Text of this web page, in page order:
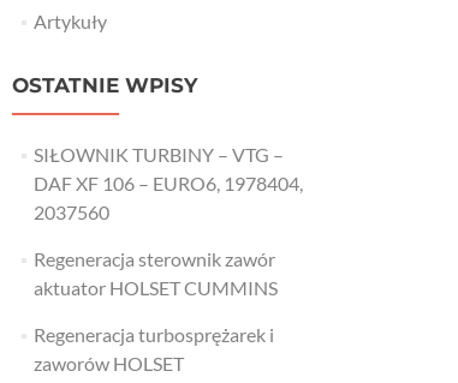
Artykuły
OSTATNIE WPISY
SIŁOWNIK TURBINY – VTG –
DAF XF 106 – EURO6, 1978404,
2037560
Regeneracja sterownik zawór
aktuator HOLSET CUMMINS
Regeneracja turbosprężarek i
zaworów HOLSET